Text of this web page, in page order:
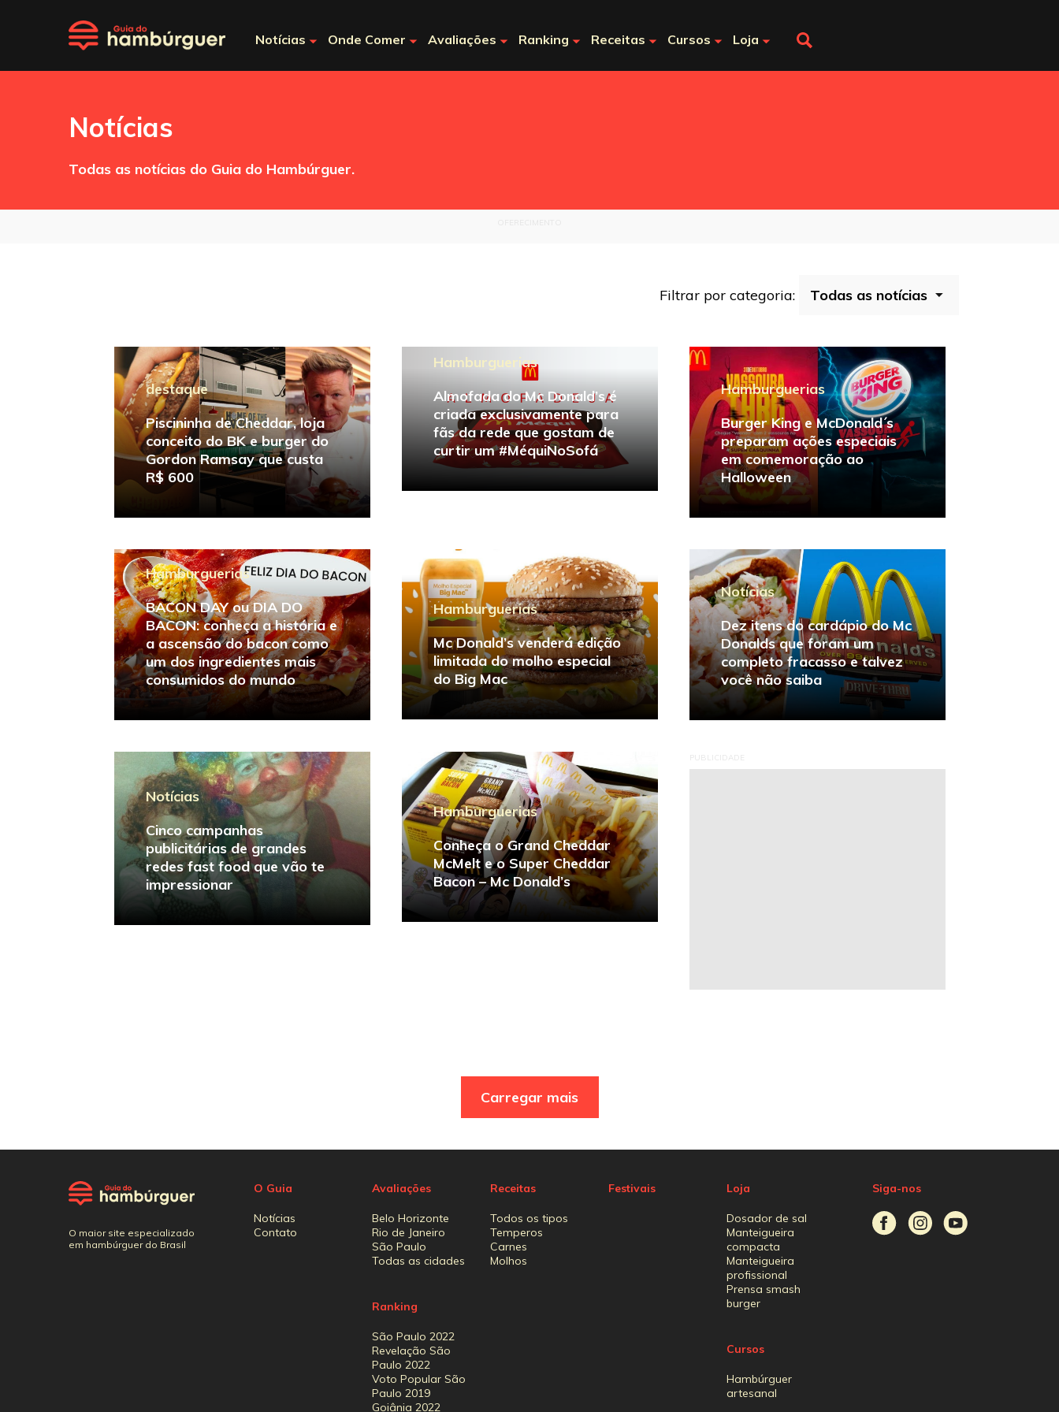
Notícias Onde Comer Avaliações Ranking Receitas Cursos Loja
Notícias
Todas as notícias do Guia do Hambúrguer.
Filtrar por categoria:
destaque
Piscininha de Cheddar, loja
conceito do BK e burger do
Gordon Ramsay que custa
R$ 600
Hamburguerias
Almofada do Mc Donald’s é
criada exclusivamente para
fãs da rede que gostam de
curtir um #MéquiNoSofá
Hamburguerias
Burger King e McDonald´s
preparam ações especiais
em comemoração ao
Halloween
Hamburguerias
BACON DAY ou DIA DO
BACON: conheça a história e
a ascensão do bacon como
um dos ingredientes mais
consumidos do mundo
Hamburguerias
Mc Donald’s venderá edição
limitada do molho especial
do Big Mac
Notícias
Dez itens do cardápio do Mc
Donalds que foram um
completo fracasso e talvez
você não saiba
Notícias
Cinco campanhas
publicitárias de grandes
redes fast food que vão te
impressionar
Hamburguerias
Conheça o Grand Cheddar
McMelt e o Super Cheddar
Bacon – Mc Donald’s
PUBLICIDADE
Carregar mais
O maior site especializado
em hambúrguer do Brasil
O Guia
Notícias
Contato
Avaliações
Belo Horizonte
Rio de Janeiro
São Paulo
Todas as cidades
Ranking
São Paulo 2022
Revelação São
Paulo 2022
Voto Popular São
Paulo 2019
Goiânia 2022
Receitas
Todos os tipos
Temperos
Carnes
Molhos
Festivais Loja
Dosador de sal
Manteigueira
compacta
Manteigueira
profissional
Prensa smash
burger
Cursos
Hambúrguer
artesanal
Siga-nos